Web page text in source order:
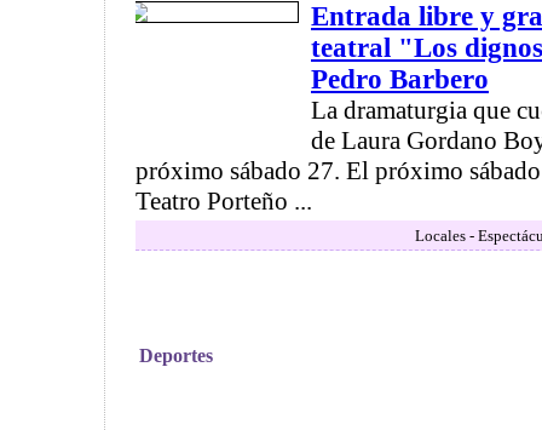
Entrada libre y
teatral "Los
Pedro Barbero
La dramaturgia que
de Laura Gordano
próximo sábado 27. El próximo
Teatro Porteño ...
Locales -
Deportes